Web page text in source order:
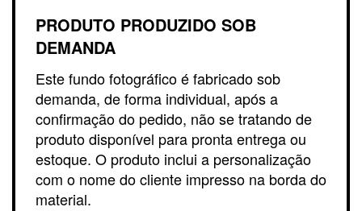
PRODUTO PRODUZIDO SOB
DEMANDA
Este fundo fotográfico é fabricado sob
demanda, de forma individual, após a
confirmação do pedido, não se tratando de
produto disponível para pronta entrega ou
estoque. O produto inclui a personalização
com o nome do cliente impresso na borda do
material.